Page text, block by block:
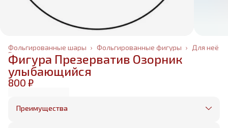
Для неё
Фольгированные фигуры ›
Фольгированные шары ›
Главная
Фигура Презерватив Озорник
улыбающийся
800 ₽
Преимущества
Оплата частями в Сплит